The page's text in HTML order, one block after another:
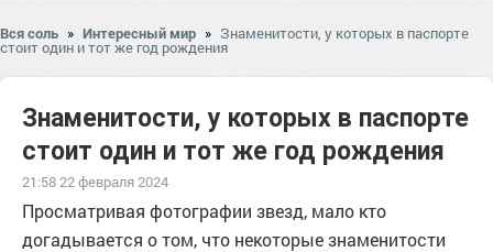
Вся соль » Интересный мир » Знаменитости, у которых в паспорте
стоит один и тот же год рождения
Знаменитости, у которых в паспорте
стоит один и тот же год рождения
21:58 22 февраля 2024
Просматривая фотографии звезд, мало кто
догадывается о том, что некоторые знаменитости